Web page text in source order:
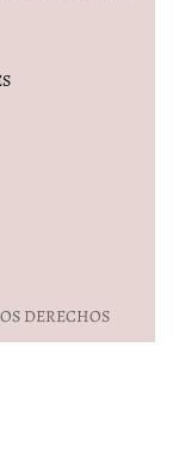
DERECHOS